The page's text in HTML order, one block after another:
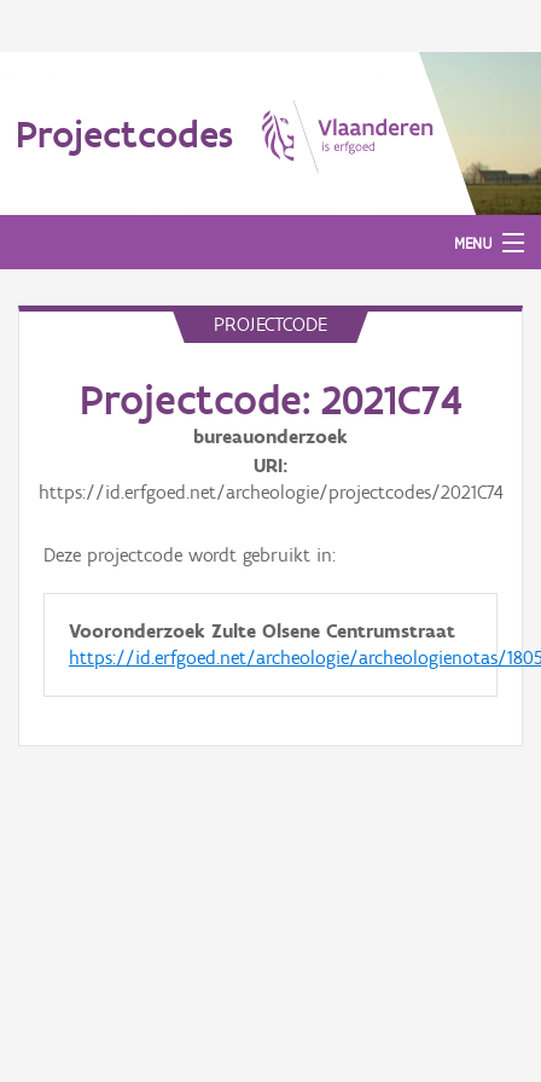
Projectcodes
MENU
PROJECTCODE
Projectcode: 2021C74
bureauonderzoek
URI
https://id.erfgoed.net/archeologie/projectcodes/2021C74
Deze projectcode wordt gebruikt in:
Vooronderzoek Zulte Olsene Centrumstraat
https://id.erfgoed.net/archeologie/archeologienotas/